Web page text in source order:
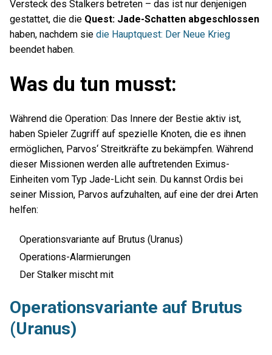
Versteck des Stalkers betreten – das ist nur denjenigen
gestattet, die die Quest: Jade-Schatten abgeschlossen
haben, nachdem sie die Hauptquest: Der Neue Krieg
beendet haben.
Was du tun musst:
Während die Operation: Das Innere der Bestie aktiv ist,
haben Spieler Zugriff auf spezielle Knoten, die es ihnen
ermöglichen, Parvos‘ Streitkräfte zu bekämpfen. Während
dieser Missionen werden alle auftretenden Eximus-
Einheiten vom Typ Jade-Licht sein. Du kannst Ordis bei
seiner Mission, Parvos aufzuhalten, auf eine der drei Arten
helfen:
Operationsvariante auf Brutus (Uranus)
Operations-Alarmierungen
Der Stalker mischt mit
Operationsvariante auf Brutus
(Uranus)